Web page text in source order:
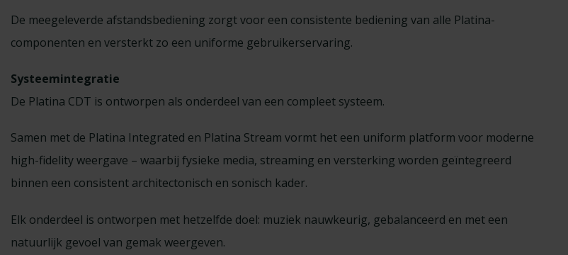
De meegeleverde afstandsbediening zorgt voor een consistente bediening van alle Platina-
componenten en versterkt zo een uniforme gebruikerservaring.
Systeemintegratie
De Platina CDT is ontworpen als onderdeel van een compleet systeem.
Samen met de Platina Integrated en Platina Stream vormt het een uniform platform voor moderne
high-fidelity weergave – waarbij fysieke media, streaming en versterking worden geïntegreerd
binnen een consistent architectonisch en sonisch kader.
Elk onderdeel is ontworpen met hetzelfde doel: muziek nauwkeurig, gebalanceerd en met een
natuurlijk gevoel van gemak weergeven.